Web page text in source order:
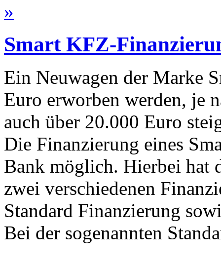
»
Smart KFZ-
Ein Neuwagen der Marke
Euro erworben werden, je
auch über 20.000 Euro
Die Finanzierung eines
Bank möglich. Hierbei hat
zwei verschiedenen
Standard Finanzierung
Bei der sogenannten